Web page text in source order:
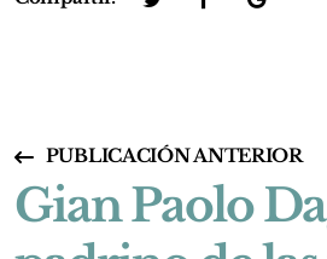
PUBLICACIÓN ANTERIOR
Gian Paolo